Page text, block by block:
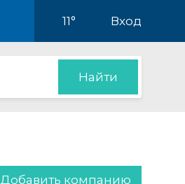
11° Вход
Найти
Добавить компанию